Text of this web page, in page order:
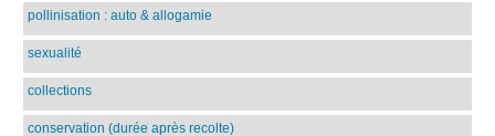
pollinisation : auto & allogamie
sexualité
collections
conservation (durée après recolte)